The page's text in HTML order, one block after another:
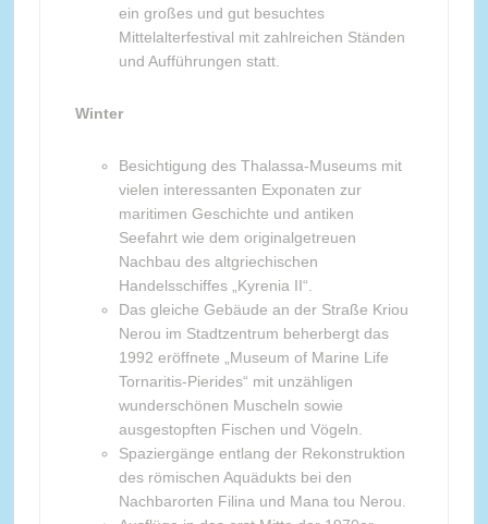
ein großes und gut besuchtes
Mittelalterfestival mit zahlreichen Ständen
und Aufführungen statt.
Winter
Besichtigung des Thalassa-Museums mit
vielen interessanten Exponaten zur
maritimen Geschichte und antiken
Seefahrt wie dem originalgetreuen
Nachbau des altgriechischen
Handelsschiffes „Kyrenia II“.
Das gleiche Gebäude an der Straße Kriou
Nerou im Stadtzentrum beherbergt das
1992 eröffnete „Museum of Marine Life
Tornaritis-Pierides“ mit unzähligen
wunderschönen Muscheln sowie
ausgestopften Fischen und Vögeln.
Spaziergänge entlang der Rekonstruktion
des römischen Aquädukts bei den
Nachbarorten Filina und Mana tou Nerou.